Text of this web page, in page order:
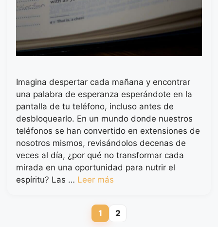
Imagina despertar cada mañana y encontrar
una palabra de esperanza esperándote en la
pantalla de tu teléfono, incluso antes de
desbloquearlo. En un mundo donde nuestros
teléfonos se han convertido en extensiones de
nosotros mismos, revisándolos decenas de
veces al día, ¿por qué no transformar cada
mirada en una oportunidad para nutrir el
espíritu? Las … Leer más
Página
1 Página
2